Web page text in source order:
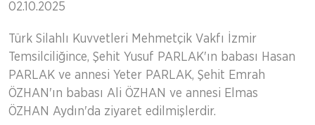
02.10.2025
Türk Silahlı Kuvvetleri Mehmetçik Vakfı İzmir
Temsilciliğince, Şehit Yusuf PARLAK'ın babası Hasan
PARLAK ve annesi Yeter PARLAK, Şehit Emrah
ÖZHAN'ın babası Ali ÖZHAN ve annesi Elmas
ÖZHAN Aydın'da ziyaret edilmişlerdir.